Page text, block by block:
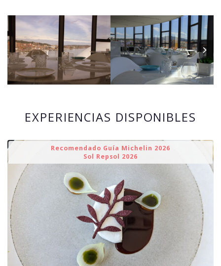
EXPERIENCIAS DISPONIBLES
Recomendado Guía Michelin 2026
Sol Repsol 2026